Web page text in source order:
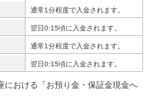
通常1分程度で入金されます。
翌日0:15頃に入金されます。
通常1分程度で入金されます。
翌日0:15頃に入金されます。
における「お預り金・保証金現金へ